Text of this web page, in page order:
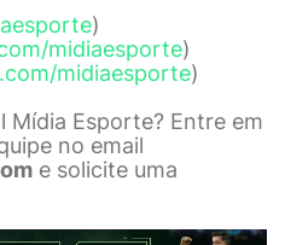
)
midiaesporte)
midiaesporte)
Mídia Esporte? Entre em
no email
e solicite uma